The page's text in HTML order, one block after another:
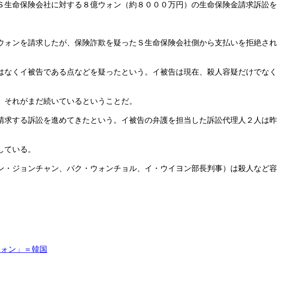
命保険会社に対する８億ウォン（約８０００万円）の生命保険金請求訴訟を
ンを請求したが、保険詐欺を疑ったＳ生命保険会社側から支払いを拒絶され
くイ被告である点などを疑ったという。イ被告は現在、殺人容疑だけでなく
れがまだ続いているということだ。
する訴訟を進めてきたという。イ被告の弁護を担当した訴訟代理人２人は昨
いる。
ジョンチャン、パク・ウォンチョル、イ・ウイヨン部長判事）は殺人など容
ン」＝韓国